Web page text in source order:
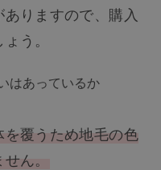
りますので、購入
う。
はあっているか
覆うため地毛の色
ん。